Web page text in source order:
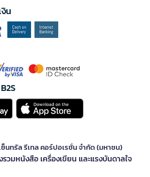
น
ซ็นทรัล รีเทล คอร์ปอเรชั่น จำกัด (มหาชน)
วมหนังสือ เครื่องเขียน และแรงบันดาลใจ